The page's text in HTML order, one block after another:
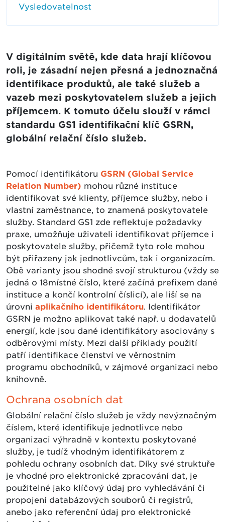
Vysledovatelnost
V digitálním světě, kde data hrají klíčovou
roli, je zásadní nejen přesná a jednoznačná
identifikace produktů, ale také služeb a
vazeb mezi poskytovatelem služeb a jejich
příjemcem. K tomuto účelu slouží v rámci
standardu GS1 identifikační klíč GSRN,
globální relační číslo služeb.
Pomocí identifikátoru GSRN (Global Service
Relation Number) mohou různé instituce
identifikovat své klienty, příjemce služby, nebo i
vlastní zaměstnance, to znamená poskytovatele
služby. Standard GS1 zde reflektuje požadavky
praxe, umožňuje uživateli identifikovat příjemce i
poskytovatele služby, přičemž tyto role mohou
být přiřazeny jak jednotlivcům, tak i organizacím.
Obě varianty jsou shodné svojí strukturou (vždy se
jedná o 18místné číslo, které začíná prefixem dané
instituce a končí kontrolní číslicí), ale liší se na
úrovni aplikačního identifikátoru. Identifikátor
GSRN je možno aplikovat také např. u dodavatelů
energií, kde jsou dané identifikátory asociovány s
odběrovými místy. Mezi další příklady použití
patří identifikace členství ve věrnostním
programu obchodníků, v zájmové organizaci nebo
knihovně.
Ochrana osobních dat
Globální relační číslo služeb je vždy nevýznačným
číslem, které identifikuje jednotlivce nebo
organizaci výhradně v kontextu poskytované
služby, je tudíž vhodným identifikátorem z
pohledu ochrany osobních dat. Díky své struktuře
je vhodné pro elektronické zpracování dat, je
použitelné jako klíčový údaj pro vyhledávání či
propojení databázových souborů či registrů,
anebo jako referenční údaj pro elektronické